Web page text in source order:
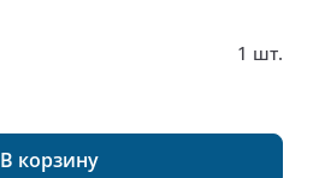
1 шт.
В корзину